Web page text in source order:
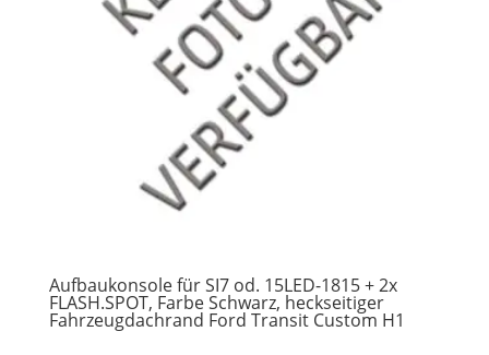
Aufbaukonsole für SI7 od. 15LED-1815 + 2x
FLASH.SPOT, Farbe Schwarz, heckseitiger
Fahrzeugdachrand Ford Transit Custom H1